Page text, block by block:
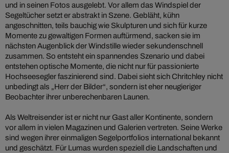
und in seinen Fotos ausgelebt. Vor allem das Windspiel der
Segeltücher setzt er abstrakt in Szene. Gebläht, kühn
angeschnitten, teils bauchig wie Skulpturen und sich für kurze
Momente zu gewaltigen Formen auftürmend, sacken sie im
nächsten Augenblick der Windstille wieder sekundenschnell
zusammen. So entsteht ein spannendes Szenario und dabei
entstehen optische Momente, die nicht nur für passionierte
Hochseesegler faszinierend sind. Dabei sieht sich Chritchley nicht
unbedingt als „Herr der Bilder“, sondern ist eher neugieriger
Beobachter ihrer unberechenbaren Launen.
Als Weltreisender ist er nicht nur Gast aller Kontinente, sondern
vor allem in vielen Magazinen und Galerien vertreten. Seine Werke
sind wegen ihrer einmaligen Segelportfolios international bekannt
und geschätzt. Für Lumas wurden speziell die Landschaften und